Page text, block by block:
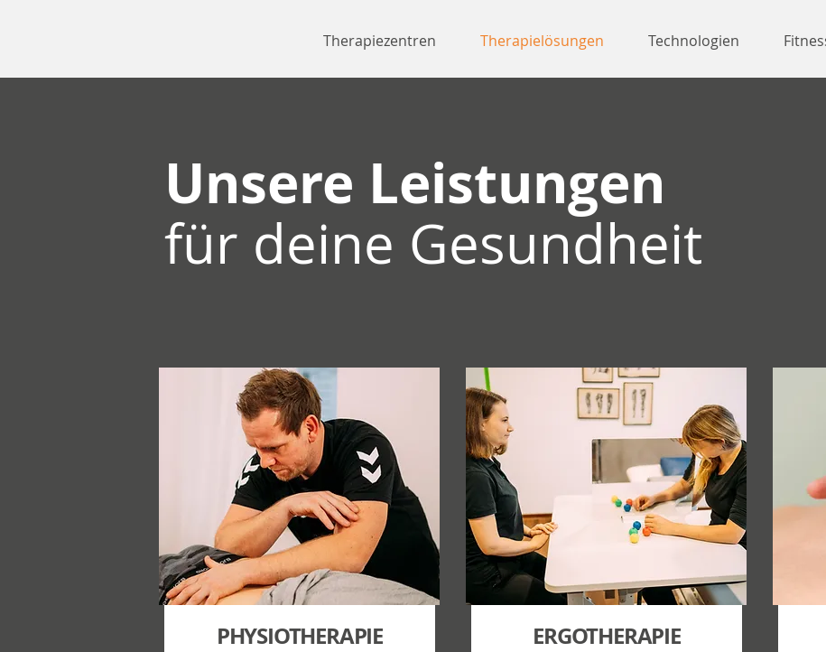
Therapiezentren Therapielösungen Technologien
Unsere Leistungen
für deine Gesundheit
PHYSIOTHERAPIE ERGOTHERAPIE